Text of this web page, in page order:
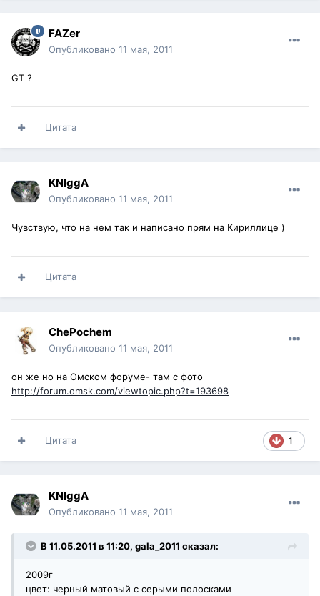
FAZer
Опубликовано 11 мая, 2011
GT ?
Цитата
KNIggA
Опубликовано 11 мая, 2011
Чувствую, что на нем так и написано прям на Кириллице )
Цитата
ChePochem
Опубликовано 11 мая, 2011
он же но на Омском форуме- там с фото
http://forum.omsk.com/viewtopic.php?t=193698
1
Цитата
KNIggA
Опубликовано 11 мая, 2011
В 11.05.2011 в 11:20, gala_2011 сказал:
2009г
цвет: черный матовый с серыми полосками